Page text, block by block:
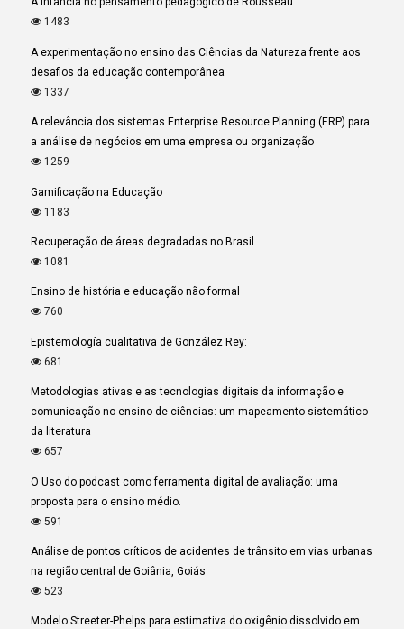
1483
A experimentação no ensino das Ciências da Natureza frente aos
desafios da educação contemporânea
1337
A relevância dos sistemas Enterprise Resource Planning (ERP) para
a análise de negócios em uma empresa ou organização
1259
Gamificação na Educação
1183
Recuperação de áreas degradadas no Brasil
1081
Ensino de história e educação não formal
760
Epistemología cualitativa de González Rey:
681
Metodologias ativas e as tecnologias digitais da informação e
comunicação no ensino de ciências: um mapeamento sistemático
da literatura
657
O Uso do podcast como ferramenta digital de avaliação: uma
proposta para o ensino médio.
591
Análise de pontos críticos de acidentes de trânsito em vias urbanas
na região central de Goiânia, Goiás
523
Modelo Streeter-Phelps para estimativa do oxigênio dissolvido em